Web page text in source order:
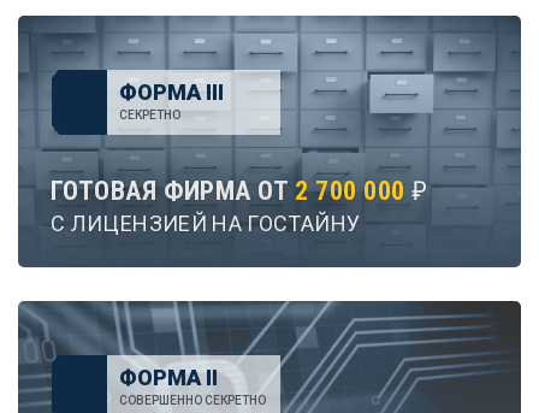
ФОРМА III
СЕКРЕТНО
ГОТОВАЯ ФИРМА ОТ 2 700 000 ₽
С ЛИЦЕНЗИЕЙ НА ГОСТАЙНУ
ФОРМА II
СОВЕРШЕННО СЕКРЕТНО